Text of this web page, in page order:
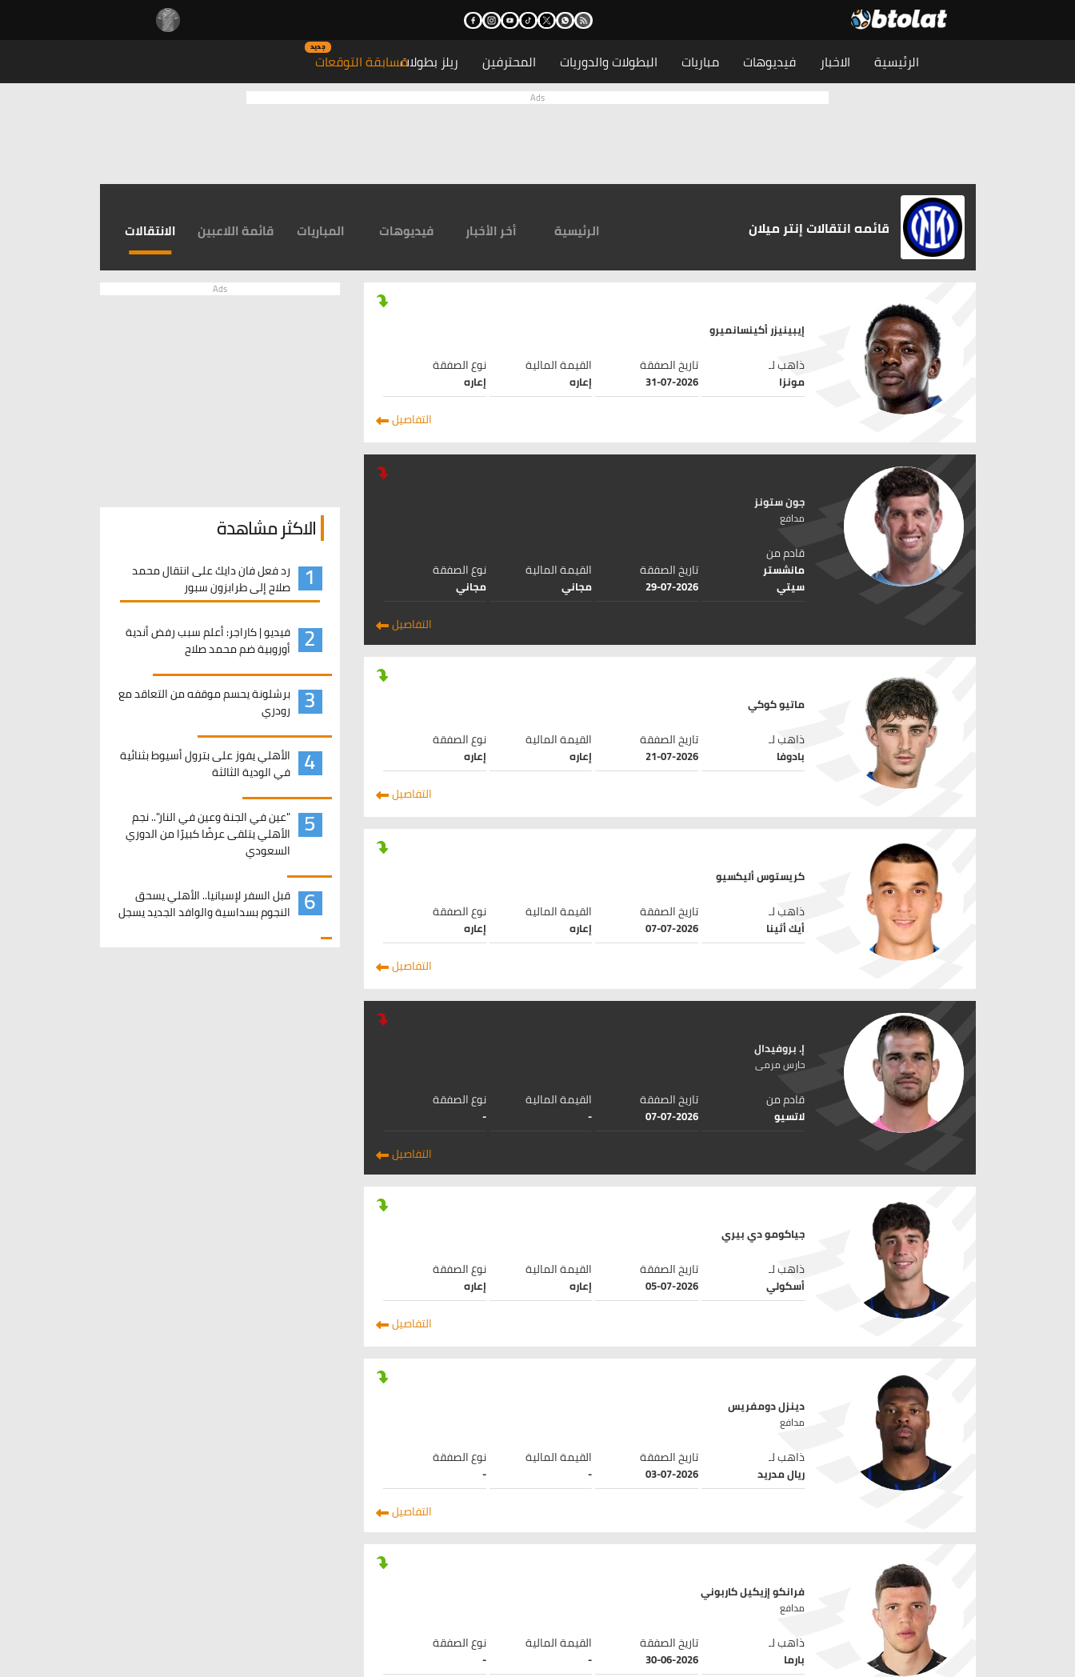
الرئيسية الاخبار فيديوهات مباريات البطولات والدوريات المحترفين ريلز بطولاتمسابقة التوقعات
جديد
قائمه انتقالات إنتر ميلان الرئيسية أخر الأخبار فيديوهات المباريات قائمة اللاعبين الانتقالات
إيبينيزر أكينسانميرو
ذاهب لـ
مونزا
تاريخ الصفقة
31-07-2026
القيمة المالية
إعاره
نوع الصفقة
إعاره
التفاصيل
جون ستونز
مدافع
قادم من
مانشستر
سيتي
تاريخ الصفقة
29-07-2026
القيمة المالية
مجاني
نوع الصفقة
مجاني
التفاصيل
ماتيو كوكي
ذاهب لـ
بادوفا
تاريخ الصفقة
21-07-2026
القيمة المالية
إعاره
نوع الصفقة
إعاره
التفاصيل
كريستوس أليكسيو
ذاهب لـ
أيك أثينا
تاريخ الصفقة
07-07-2026
القيمة المالية
إعاره
نوع الصفقة
إعاره
التفاصيل
إ. بروفيدال
حارس مرمى
قادم من
لاتسيو
تاريخ الصفقة
07-07-2026
القيمة المالية
-
نوع الصفقة
-
التفاصيل
جياكومو دي بيري
ذاهب لـ
أسكولي
تاريخ الصفقة
05-07-2026
القيمة المالية
إعاره
نوع الصفقة
إعاره
التفاصيل
دينزل دومفريس
مدافع
ذاهب لـ
ريال مدريد
تاريخ الصفقة
03-07-2026
القيمة المالية
-
نوع الصفقة
-
التفاصيل
فرانكو إزيكيل كاربوني
مدافع
ذاهب لـ
بارما
تاريخ الصفقة
30-06-2026
القيمة المالية
-
نوع الصفقة
-
الاكثر مشاهدة
1
رد فعل فان دايك على انتقال محمد
صلاح إلى طرابزون سبور
2
فيديو | كاراجر: أعلم سبب رفض أندية
أوروبية ضم محمد صلاح
3
برشلونة يحسم موقفه من التعاقد مع
رودري
4
الأهلي يفوز على بترول أسيوط بثنائية
في الودية الثالثة
5
"عين في الجنة وعين في النار".. نجم
الأهلي يتلقى عرضًا كبيرًا من الدوري
السعودي
6
قبل السفر لإسبانيا.. الأهلي يسحق
النجوم بسداسية والوافد الجديد يسجل